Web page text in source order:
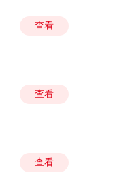
查看
查看
查看